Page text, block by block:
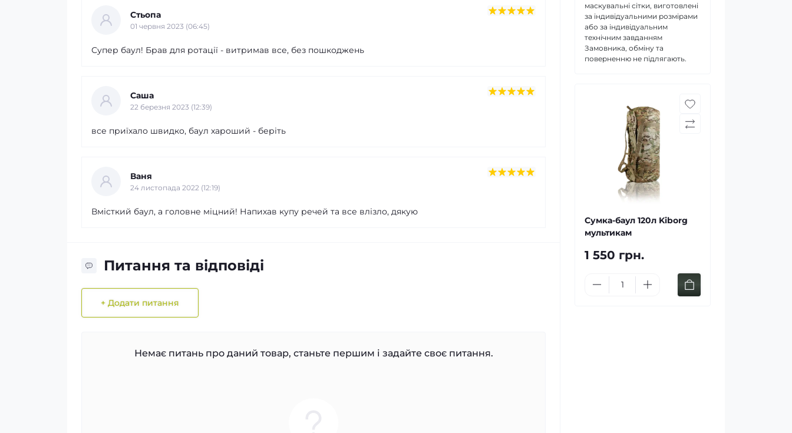
Стьопа
01 червня 2023 (06:45)
Супер баул! Брав для ротації - витримав все, без пошкоджень
Саша
22 березня 2023 (12:39)
все приїхало швидко, баул хароший - беріть
Ваня
24 листопада 2022 (12:19)
Вмісткий баул, а головне міцний! Напихав купу речей та все влізло, дякую
Питання та відповіді
+ Додати питання
Немає питань про даний товар, станьте першим і задайте своє питання.
маскувальні сітки, виготовлені
за індивідуальними розмірами
або за індивідуальним
технічним завданням
Замовника, обміну та
поверненню не підлягають.
Сумка-баул 120л Kiborg
мультикам
1 550 грн.